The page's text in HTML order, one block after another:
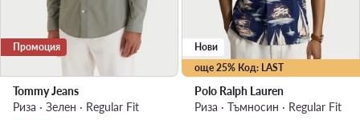
Промоция
Tommy Jeans
Риза · Зелен · Regular Fit
още 25% Код: LAST
Нови
Polo Ralph Lauren
Риза · Тъмносин · Regular Fit